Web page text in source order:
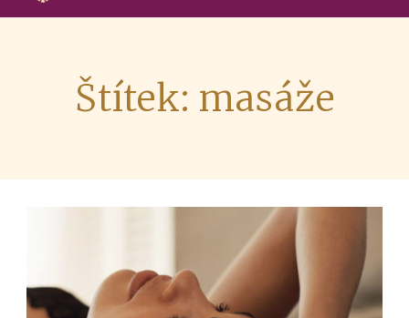
Štítek: masáže